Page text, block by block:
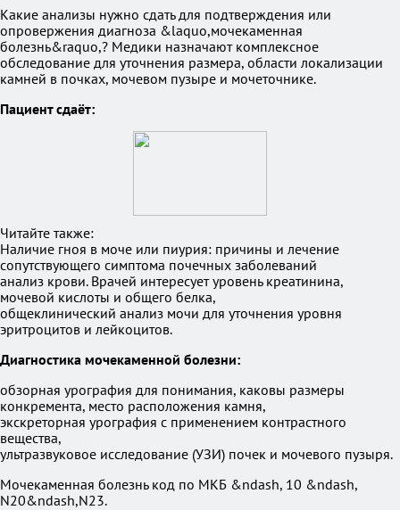
Какие анализы нужно сдать для подтверждения или
опровержения диагноза &laquo,мочекаменная
болезнь&raquo,? Медики назначают комплексное
обследование для уточнения размера, области локализации
камней в почках, мочевом пузыре и мочеточнике.
Пациент сдаёт:
Читайте также:
Наличие гноя в моче или пиурия: причины и лечение
сопутствующего симптома почечных заболеваний
анализ крови. Врачей интересует уровень креатинина,
мочевой кислоты и общего белка,
общеклинический анализ мочи для уточнения уровня
эритроцитов и лейкоцитов.
Диагностика мочекаменной болезни:
обзорная урография для понимания, каковы размеры
конкремента, место расположения камня,
экскреторная урография с применением контрастного
вещества,
ультразвуковое исследование (УЗИ) почек и мочевого пузыря.
Мочекаменная болезнь код по МКБ &ndash, 10 &ndash,
N20&ndash,N23.